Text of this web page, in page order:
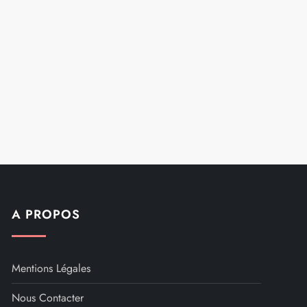
A PROPOS
Mentions Légales
Nous Contacter